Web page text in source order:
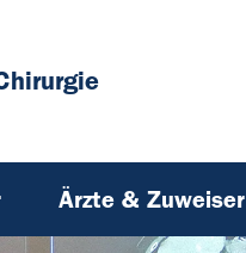
Ärzte & Zuweiser